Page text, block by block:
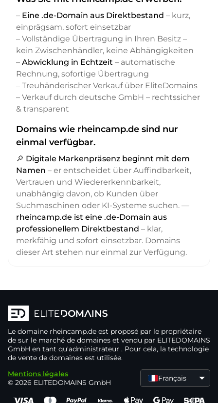
– Eine .de-Domain aus Direktbestand – kurz,
einprägsam, sofort einsetzbar
– Vollständige Übertragung in Ihren Besitz –
kein Zwischenhändler, keine Abhängigkeiten
– Abwicklung in Echtzeit – automatische
Rechnung, sofortige Übertragung
– Treuhänderischer Verkauf über EliteDomains
– Verkauf durch deutsche GmbH – rechtssicher
& transparent
Domains wie rheincamp.de sind nur
einmal verfügbar.
🔎 Digitale Markenpräsenz beginnt mit dem
Namen – er entscheidet über Auffindbarkeit,
Vertrauen und Wiedererkennbarkeit,
unabhängig davon, ob Kunden über
Suchmaschinen oder KI-Systeme suchen. —
rheincamp.de ist eine .de-Domain aus
professionellem Direktbestand – klar,
merkfähig und sofort einsetzbar. Domains
dieser Art stehen nur einmal zur Verfügung.
Le domaine rheincamp.de est proposé par le propriétaire
de sur le marché de domaines et vendu par ELITEDOMAINS
GmbH en tant qu'administrateur . Pour cela, la technologie
de vente de domaines est utilisée.
Mentions légales
© 2026 ELITEDOMAINS GmbH
Français